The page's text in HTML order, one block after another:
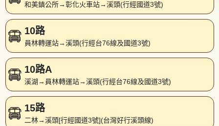
和美鎮公所→彰化火車站→溪頭(行經國道3號)
10路
員林轉運站→溪頭(行經台76線及國道3號)
10路A
溪湖→員林轉運站→溪頭(行經台76線及國道3號)
15路
二林→溪頭[行經國道3號](台灣好行溪頭線)